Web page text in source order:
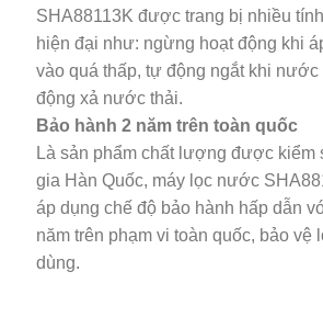
SHA88113K được trang bị nhiều
hiện đại như: ngừng hoạt động khi
vào quá thấp, tự động ngắt khi
động xả nước thải.
Bảo hành 2 năm trên toàn quốc
Là sản phẩm chất lượng được kiểm
gia Hàn Quốc, máy lọc nước
áp dụng chế độ bảo hành hấp dẫn
năm trên phạm vi toàn quốc, bảo
dùng.